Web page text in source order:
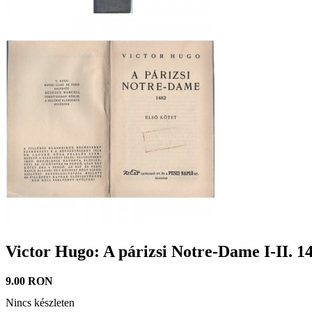
Victor Hugo: A párizsi Notre-Dame I-II.
9.00 RON
Nincs készleten